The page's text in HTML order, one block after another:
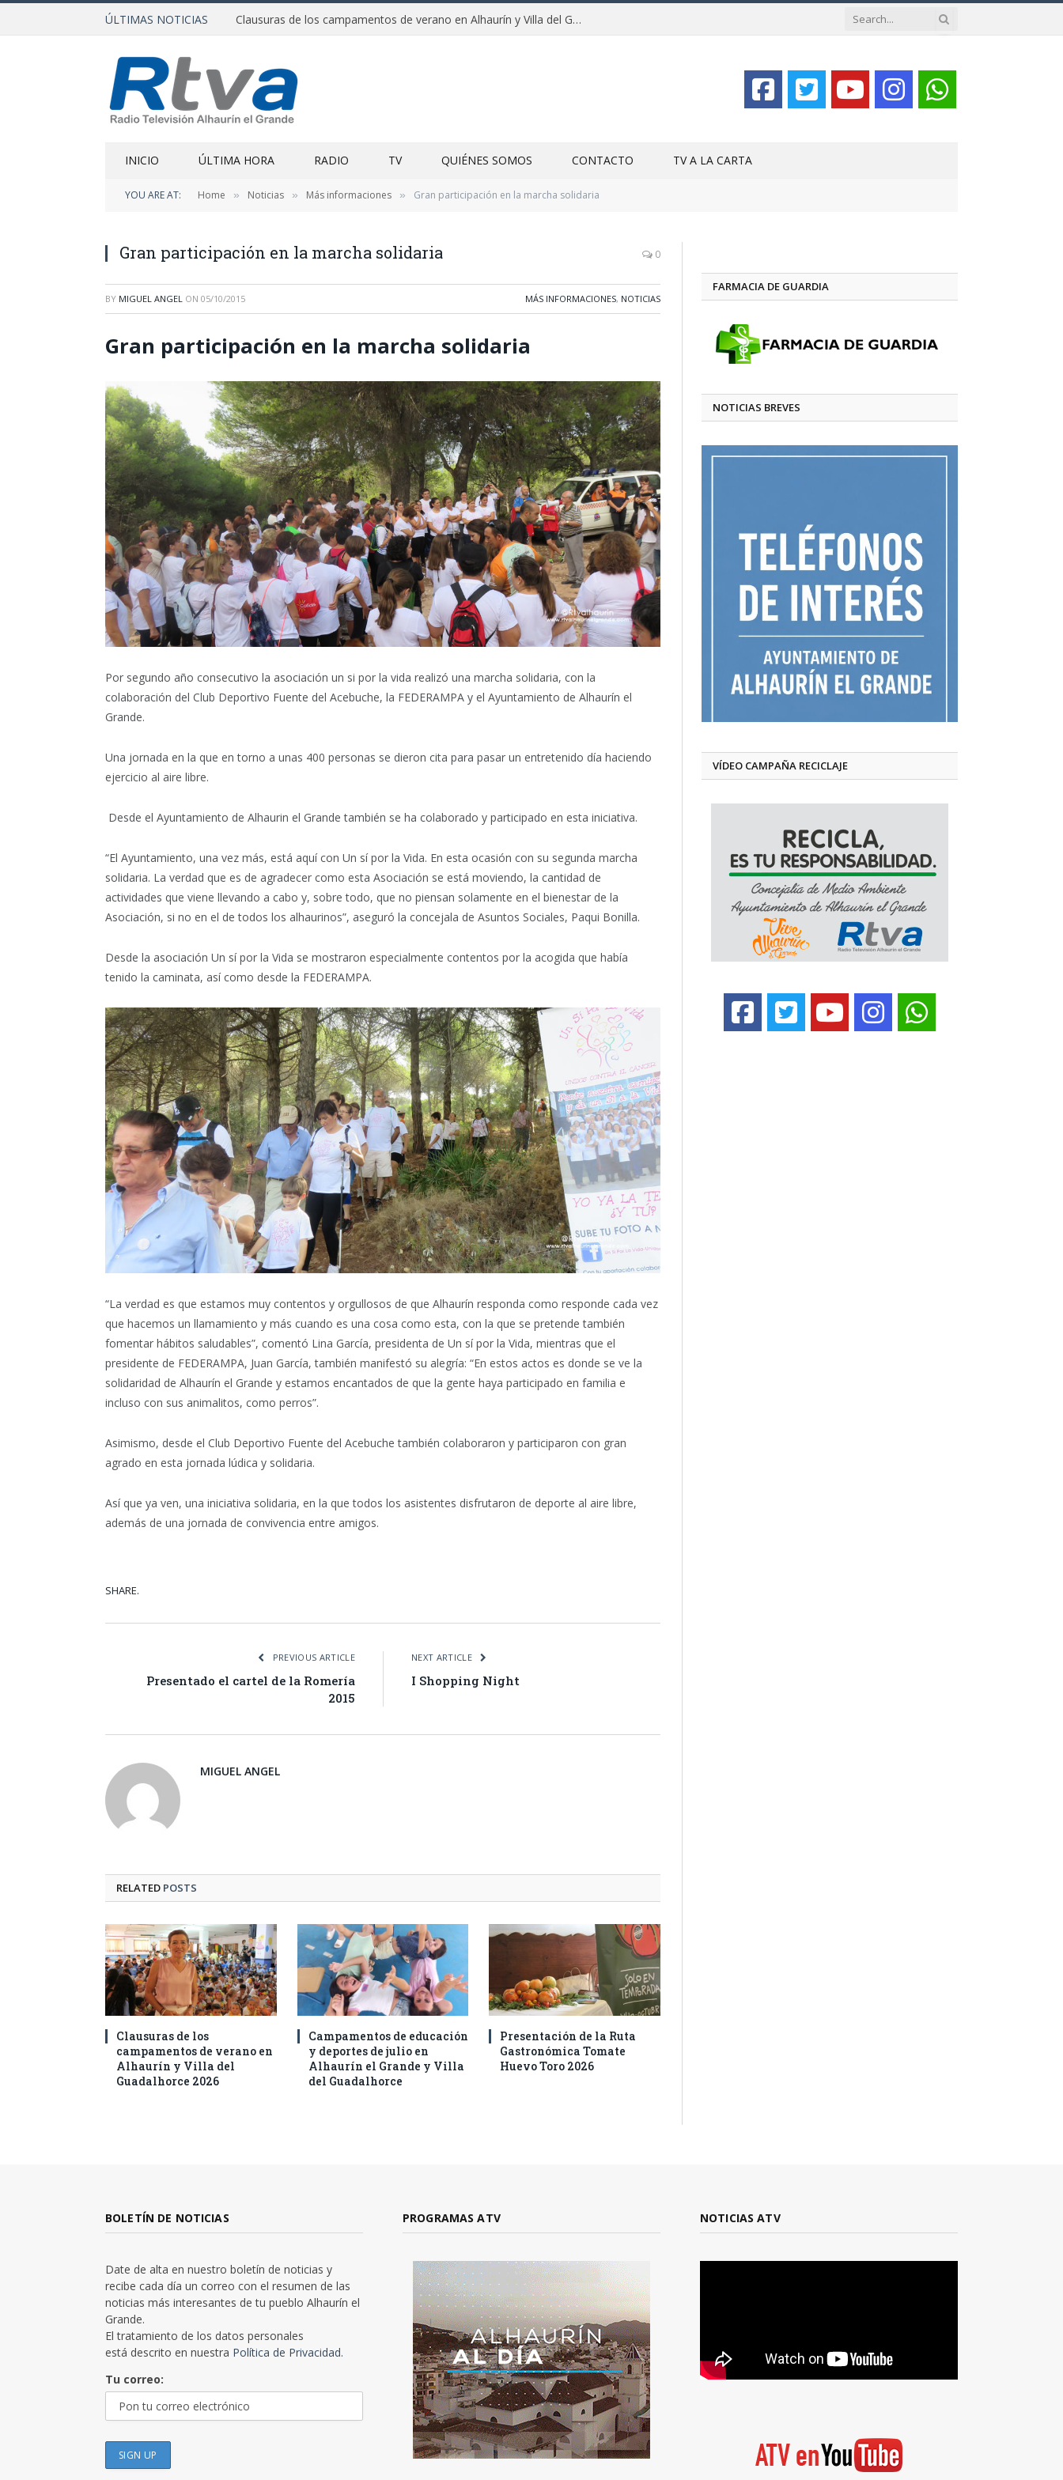
ÚLTIMAS NOTICIAS Clausuras de los campamentos de verano en Alhaurín y Villa del Guadalhorce 2026
INICIO ÚLTIMA HORA RADIO TV QUIÉNES SOMOS CONTACTO TV A LA CARTA
YOU ARE AT: Home » Noticias » Más informaciones » Gran participación en la marcha solidaria
Gran participación en la marcha solidaria 0
BY MIGUEL ANGEL ON 05/10/2015 MÁS INFORMACIONES, NOTICIAS
Gran participación en la marcha solidaria
Por segundo año consecutivo la asociación un si por la vida realizó una marcha solidaria, con la
colaboración del Club Deportivo Fuente del Acebuche, la FEDERAMPA y el Ayuntamiento de Alhaurín el
Grande.
Una jornada en la que en torno a unas 400 personas se dieron cita para pasar un entretenido día haciendo
ejercicio al aire libre.
Desde el Ayuntamiento de Alhaurin el Grande también se ha colaborado y participado en esta iniciativa.
“El Ayuntamiento, una vez más, está aquí con Un sí por la Vida. En esta ocasión con su segunda marcha
solidaria. La verdad que es de agradecer como esta Asociación se está moviendo, la cantidad de
actividades que viene llevando a cabo y, sobre todo, que no piensan solamente en el bienestar de la
Asociación, si no en el de todos los alhaurinos”, aseguró la concejala de Asuntos Sociales, Paqui Bonilla.
Desde la asociación Un sí por la Vida se mostraron especialmente contentos por la acogida que había
tenido la caminata, así como desde la FEDERAMPA.
“La verdad es que estamos muy contentos y orgullosos de que Alhaurín responda como responde cada vez
que hacemos un llamamiento y más cuando es una cosa como esta, con la que se pretende también
fomentar hábitos saludables”, comentó Lina García, presidenta de Un sí por la Vida, mientras que el
presidente de FEDERAMPA, Juan García, también manifestó su alegría: “En estos actos es donde se ve la
solidaridad de Alhaurín el Grande y estamos encantados de que la gente haya participado en familia e
incluso con sus animalitos, como perros”.
Asimismo, desde el Club Deportivo Fuente del Acebuche también colaboraron y participaron con gran
agrado en esta jornada lúdica y solidaria.
Así que ya ven, una iniciativa solidaria, en la que todos los asistentes disfrutaron de deporte al aire libre,
además de una jornada de convivencia entre amigos.
SHARE.
PREVIOUS ARTICLE
Presentado el cartel de la Romería
2015
NEXT ARTICLE
I Shopping Night
MIGUEL ANGEL
RELATED POSTS
Clausuras de los
campamentos de verano en
Alhaurín y Villa del
Guadalhorce 2026
Campamentos de educación
y deportes de julio en
Alhaurín el Grande y Villa
del Guadalhorce
Presentación de la Ruta
Gastronómica Tomate
Huevo Toro 2026
FARMACIA DE GUARDIA
NOTICIAS BREVES
VÍDEO CAMPAÑA RECICLAJE
BOLETÍN DE NOTICIAS
Date de alta en nuestro boletín de noticias y
recibe cada día un correo con el resumen de las
noticias más interesantes de tu pueblo Alhaurín el
Grande.
El tratamiento de los datos personales
está descrito en nuestra Política de Privacidad.
Tu correo:
PROGRAMAS ATV NOTICIAS ATV